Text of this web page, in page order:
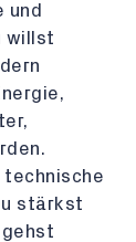
und
willst
technische
stärkst